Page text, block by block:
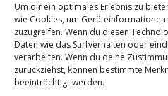
Um dir ein optimales Erlebnis zu
wie Cookies, um
zuzugreifen. Wenn du diesen
Daten wie das Surfverhalten oder
verarbeiten. Wenn du deine
zurückziehst, können bestimmte
beeinträchtigt werden.
Dortmund Brackel
Bochum Querenburg
Schwerte
Hagen Winsen